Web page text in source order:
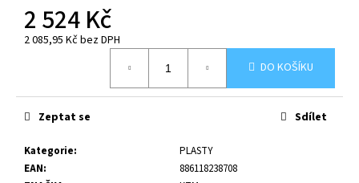
2 524 Kč
2 085,95 Kč bez DPH
DO KOŠÍKU
Kategorie:
PLASTY
EAN:
886118238708
Zeptat se Sdílet
D
o
u